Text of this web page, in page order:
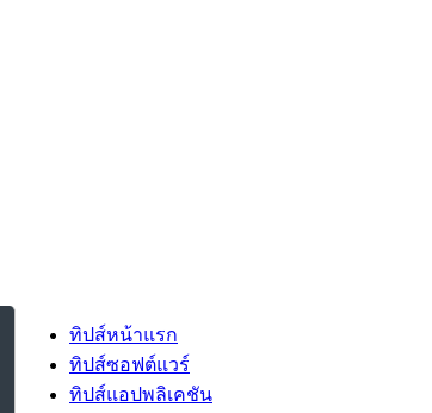
ทิปส์หน้าแรก
ทิปส์ซอฟต์แวร์
ทิปส์แอปพลิเคชัน